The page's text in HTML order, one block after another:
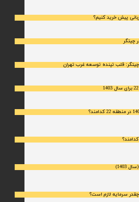
پیش خرید کنیم؟
چیتگر
قلب تپنده توسعه غرب تهران